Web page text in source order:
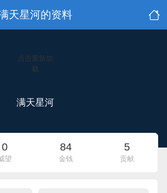
天星河的资料
点击重新加
载
满天星河
0
望
84
金钱
5
贡献